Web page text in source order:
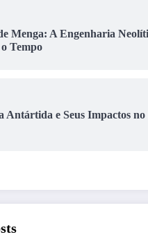
Menga: A Engenharia
Tempo
Antártida e Seus Impactos